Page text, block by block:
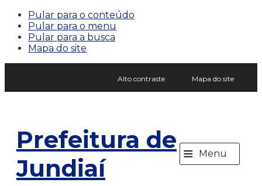
Pular para o conteúdo
Pular para o menu
Pular para a busca
Mapa do site
Alto contraste Mapa do site
Prefeitura de
Jundiaí
≡ Menu